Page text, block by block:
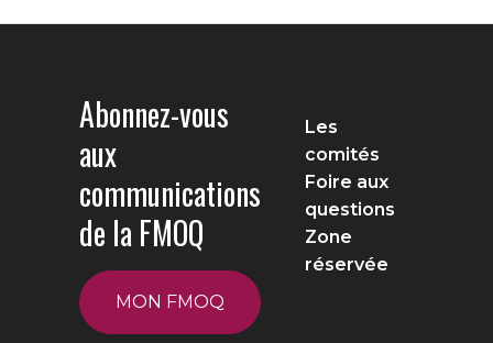
Abonnez-vous
aux
communications
de la FMOQ
MON FMOQ
Les
comités
Foire aux
questions
Zone
réservée